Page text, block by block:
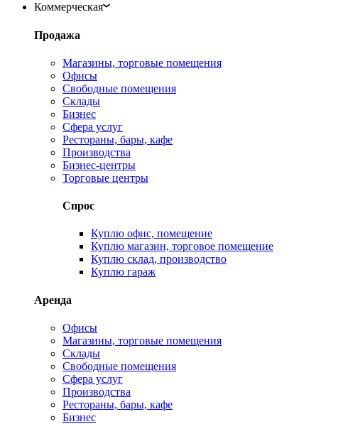
Коммерческая
Продажа
Магазины, торговые помещения
Офисы
Свободные помещения
Склады
Бизнес
Сфера услуг
Рестораны, бары, кафе
Производства
Бизнес-центры
Торговые центры
Спрос
Куплю офис, помещение
Куплю магазин, торговое помещение
Куплю склад, производство
Куплю гараж
Аренда
Офисы
Магазины, торговые помещения
Склады
Свободные помещения
Сфера услуг
Производства
Рестораны, бары, кафе
Бизнес